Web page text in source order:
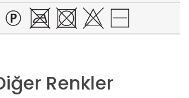
Renkler